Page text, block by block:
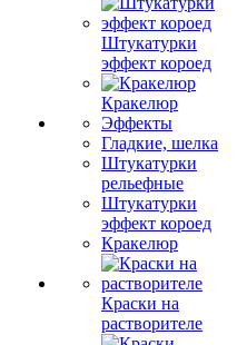
Штукатурки
эффект короед
Кракелюр
Эффекты
Гладкие, шелка
Штукатурки
рельефные
Штукатурки
эффект короед
Кракелюр
Краски на
растворителе